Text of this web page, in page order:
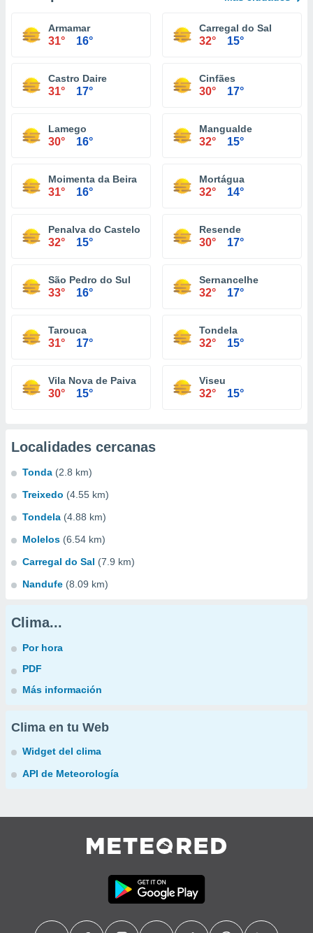
Armamar
31° 16°
Carregal do Sal
32° 15°
Castro Daire
31° 17°
Cinfães
30° 17°
Lamego
30° 16°
Mangualde
32° 15°
Moimenta da Beira
31° 16°
Mortágua
32° 14°
Penalva do Castelo
32° 15°
Resende
30° 17°
São Pedro do Sul
33° 16°
Sernancelhe
32° 17°
Tarouca
31° 17°
Tondela
32° 15°
Vila Nova de Paiva
30° 15°
Viseu
32° 15°
Localidades cercanas
Tonda (2.8 km)
Treixedo (4.55 km)
Tondela (4.88 km)
Molelos (6.54 km)
Carregal do Sal (7.9 km)
Nandufe (8.09 km)
Clima...
Por hora
PDF
Más información
Clima en tu Web
Widget del clima
API de Meteorología